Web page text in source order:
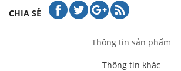
CHIA SẺ
Thông tin sản phẩm
Thông tin khác